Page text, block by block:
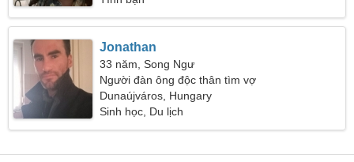
Jonathan
33 năm, Song Ngư
Người đàn ông độc thân tìm vợ
Dunaújváros, Hungary
Sinh học, Du lịch